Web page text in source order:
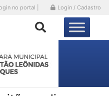
no portal | Login / Cadastro